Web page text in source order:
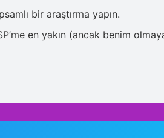
bir araştırma yapın.
en yakın (ancak benim